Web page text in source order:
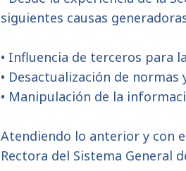
siguientes causas
• Influencia de terceros para
• Desactualización de
• Manipulación de la
Atendiendo lo anterior y con
Rectora del Sistema General